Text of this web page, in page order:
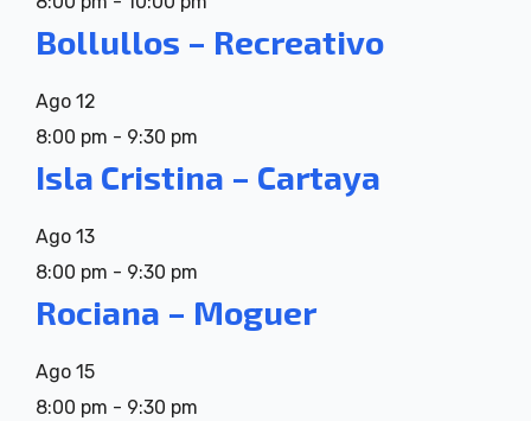
Bollullos – Recreativo
Ago 12
8:00 pm - 9:30 pm
Isla Cristina – Cartaya
Ago 13
8:00 pm - 9:30 pm
Rociana – Moguer
Ago 15
8:00 pm - 9:30 pm